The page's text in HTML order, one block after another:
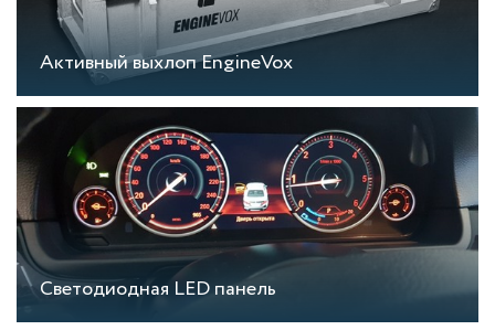
Активный выхлоп EngineVox
Светодиодная LED панель